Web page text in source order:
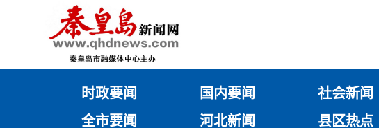
时政要闻 国内要闻 社会新闻
全市要闻
河北新闻 县区热点